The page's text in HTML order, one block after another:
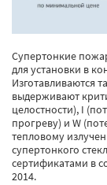
Супертонкие
для установки в
Изготавливаются
выдерживают
целостности), I
прогреву) и W
тепловому
супертонкого
сертификатами в
2014.